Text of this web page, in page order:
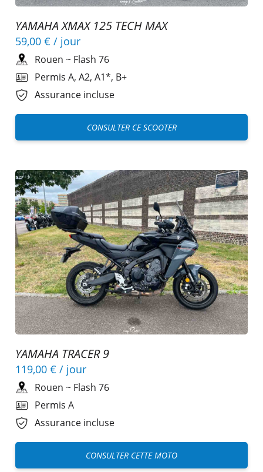
YAMAHA XMAX 125 TECH MAX
59,00 € / jour
Rouen ~ Flash 76
Permis A, A2, A1*, B+
Assurance incluse
CONSULTER CE SCOOTER
YAMAHA TRACER 9
119,00 € / jour
Rouen ~ Flash 76
Permis A
Assurance incluse
CONSULTER CETTE MOTO